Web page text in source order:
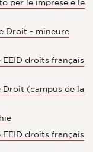
per le imprese e le
Droit - mineure
droits français
(campus de la
droits français